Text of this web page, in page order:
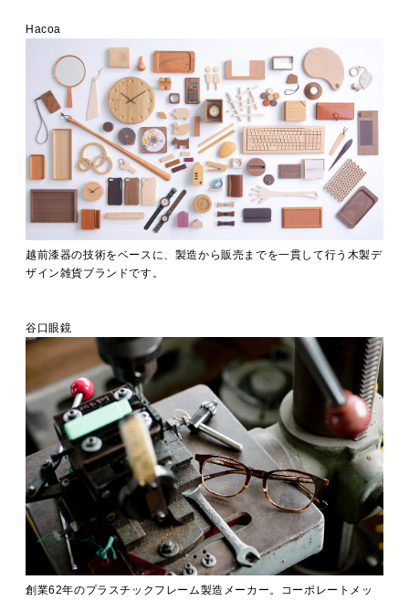
Hacoa
越前漆器の技術をベースに、製造から販売までを一貫して行う木製デ
ザイン雑貨ブランドです。
谷口眼鏡
創業62年のプラスチックフレーム製造メーカー。コーポレートメッ